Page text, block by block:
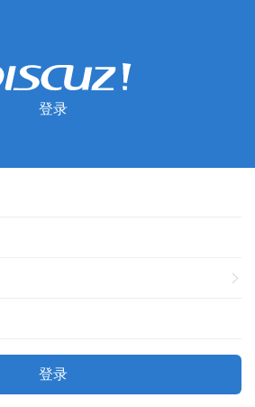
登录
登录